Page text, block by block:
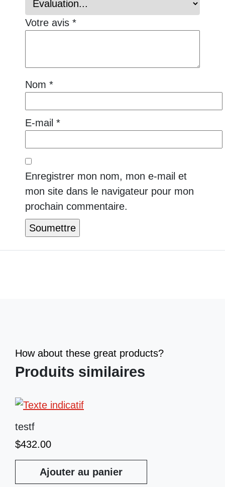
Votre avis *
Nom *
E-mail *
Enregistrer mon nom, mon e-mail et
mon site dans le navigateur pour mon
prochain commentaire.
How about these great products?
Produits similaires
testf
$432.00
Ajouter au panier